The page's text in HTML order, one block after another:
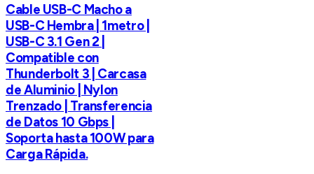
Cable USB-C Macho a
USB-C Hembra | 1metro |
USB-C 3.1 Gen 2 |
Compatible con
Thunderbolt 3 | Carcasa
de Aluminio | Nylon
Trenzado | Transferencia
de Datos 10 Gbps |
Soporta hasta 100W para
Carga Rápida.